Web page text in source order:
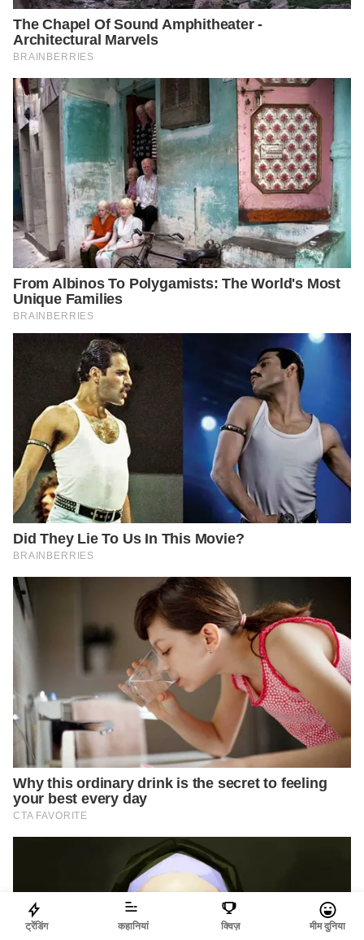
ट्रेंडिंग कहानियां क्विज़ मीम दुनिया